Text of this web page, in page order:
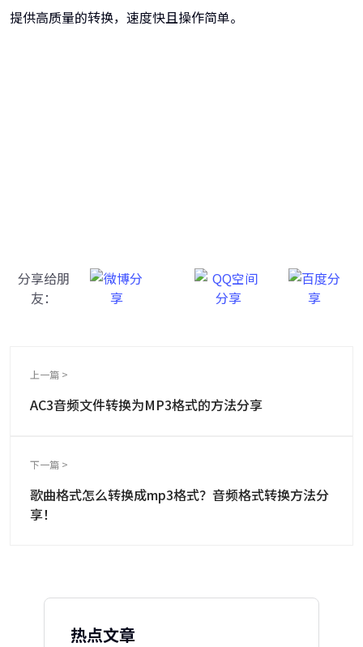
提供高质量的转换，速度快且操作简单。
分享给朋
友：
上一篇 >
AC3音频文件转换为MP3格式的方法分享
下一篇 >
歌曲格式怎么转换成mp3格式？音频格式转换方法分
享！
热点文章